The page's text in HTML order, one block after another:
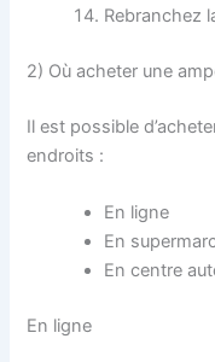
Rebranchez
2) Où acheter une
Il est possible
endroits :
En ligne
En
En centre
En ligne